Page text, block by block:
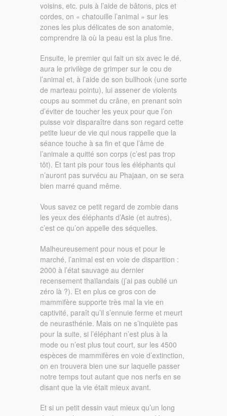
voisins, etc. puis à l’aide de bâtons, pics et
cordes, on « chatouille l’animal » sur les
zones les plus délicates de son anatomie,
comprendre là où la peau est la plus fine.
Ensuite, le premier qui fait un six avec le dé,
aura le privilège de grimper sur le cou de
l’animal et, à l’aide de son bullhook (une sorte
de marteau pointu), lui assener de violents
coups au sommet du crâne, en prenant soin
d’éviter de toucher les yeux pour que l’on
puisse voir disparaître dans son regard cette
petite lueur de vie qui nous rappelle que la
séance touche à sa fin et que l’âme de
l’animale a quitté son corps (c’est pas trop
tôt). Et tant pis pour tous les éléphants qui
n’auront pas survécu au Phajaan, on se sera
bien marré quand même.
Vous savez ce petit regard de zombie dans
les yeux des éléphants d’Asie (et autres),
c’est ce qu’on appelle des séquelles.
Malheureusement pour nous et pour le
marché, l’animal est en voie de disparition :
2000 à l’état sauvage au dernier
recensement thaïlandais (j’ai pas oublié un
zéro là ?). Et en plus ce gros con de
mammifère supporte très mal la vie en
captivité, paraît qu’il s’ennuie ferme et meurt
de neurasthénie. Mais on ne s’inquiète pas
pour la suite, si l’éléphant n’est plus à la
mode ou n’est plus tout court, sur les 4500
espèces de mammifères en voie d’extinction,
on en trouvera bien une sur laquelle passer
notre temps tout autant que nos nerfs en se
disant que la vie était mieux avant.
Et si un petit dessin vaut mieux qu’un long